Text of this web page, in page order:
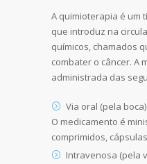
A quimioterapia é um
que introduz na
químicos, chamados
combater o câncer. A
administrada das
Via oral (pela boca)
O medicamento é
comprimidos,
Intravenosa (pela